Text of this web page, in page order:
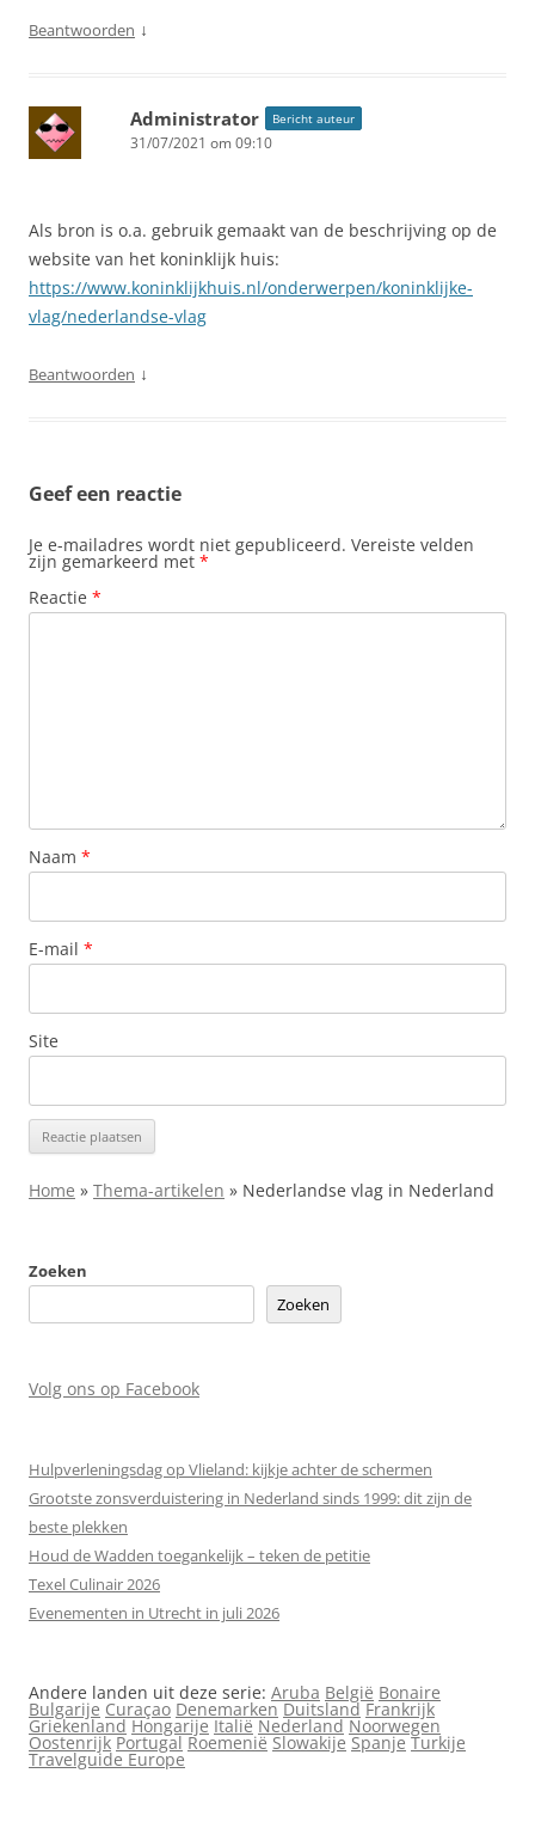
Beantwoorden ↓
Administrator Bericht auteur
31/07/2021 om 09:10
Als bron is o.a. gebruik gemaakt van de beschrijving op de
website van het koninklijk huis:
https://www.koninklijkhuis.nl/onderwerpen/koninklijke-
vlag/nederlandse-vlag
Beantwoorden ↓
Geef een reactie
Je e-mailadres wordt niet gepubliceerd. Vereiste velden
zijn gemarkeerd met *
Reactie *
Naam *
E-mail *
Site
Home » Thema-artikelen » Nederlandse vlag in Nederland
Zoeken
Zoeken
Volg ons op Facebook
Hulpverleningsdag op Vlieland: kijkje achter de schermen
Grootste zonsverduistering in Nederland sinds 1999: dit zijn de
beste plekken
Houd de Wadden toegankelijk – teken de petitie
Texel Culinair 2026
Evenementen in Utrecht in juli 2026
Andere landen uit deze serie: Aruba België Bonaire
Bulgarije Curaçao Denemarken Duitsland Frankrijk
Griekenland Hongarije Italië Nederland Noorwegen
Oostenrijk Portugal Roemenië Slowakije Spanje Turkije
Travelguide Europe